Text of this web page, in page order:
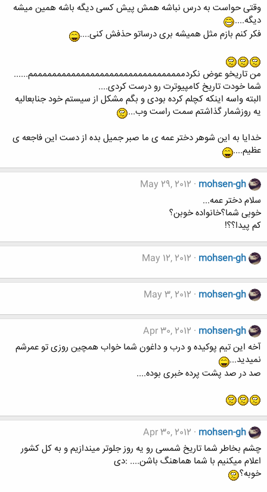
وقتی حواست به درس نباشه همش پیش کسی دیگه باشه همین میشه
دیگه....
فکر کنم بازم مثل همیشه بری درساتو حذفش کنی....
من تاریخو عوض نکردممممممممممممممممممممممممممممممممم......
شما خودت تاریخ کامپیوترت رو درست کردی....
البته واسه اینکه کچلم کرده بودی و بگم مشکل از سیستم خود جنابعالیه
یه روزشمار گذاشتم سمت راست وب...
خدایا به این شوهر دختر عمه ی ما صبر جمیل بده از دست این فاجعه ی
عظیم....
mohsen-gh
May 29, 2012
سلام دختر عمه...
خوبی شما؟خانواده خوبن؟
کم پیدا؟؟!
mohsen-gh
May 12, 2012
mohsen-gh
May 3, 2012
mohsen-gh
Apr 30, 2012
آخه این تیم پوکیده و درب و داغون شما خواب همچین روزی تو عمرشم
نمیدید...
صد در صد پشت پرده خبری بوده....
mohsen-gh
Apr 30, 2012
چشم بخاطر شما تاریخ شمسی رو یه روز جلوتر میندازیم و به کل کشور
اعلام میکنیم با شما هماهنگ باشن.... :دی
خوبه؟